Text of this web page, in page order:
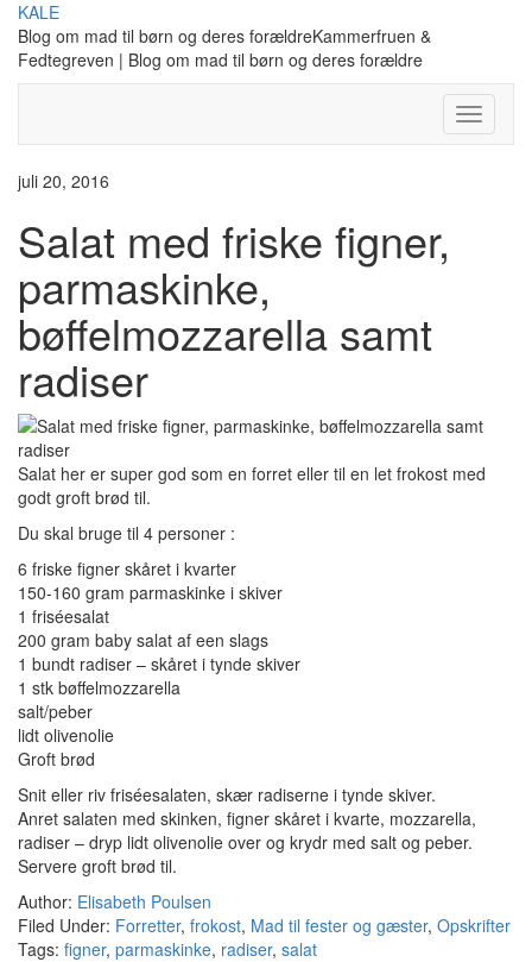
Skip
content
KALE
Blog om mad til børn og deres forældreKammerfruen &
Fedtegreven | Blog om mad til børn og deres forældre
Toggle
juli 20, 2016
Salat med friske figner,
parmaskinke,
bøffelmozzarella samt
radiser
Salat her er super god som en forret eller til en let frokost med
godt groft brød til.
Du skal bruge til 4 personer :
6 friske figner skåret i kvarter
150-160 gram parmaskinke i skiver
1 friséesalat
200 gram baby salat af een slags
1 bundt radiser – skåret i tynde skiver
1 stk bøffelmozzarella
salt/peber
lidt olivenolie
Groft brød
Snit eller riv friséesalaten, skær radiserne i tynde skiver.
Anret salaten med skinken, figner skåret i kvarte, mozzarella,
radiser – dryp lidt olivenolie over og krydr med salt og peber.
Servere groft brød til.
Author: Elisabeth Poulsen
Filed Under: Forretter, frokost, Mad til fester og gæster, Opskrifter
Tags: figner, parmaskinke, radiser, salat